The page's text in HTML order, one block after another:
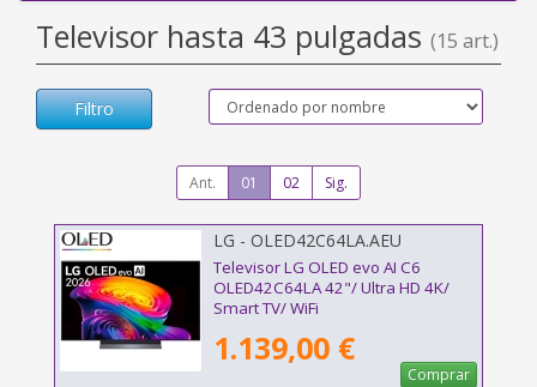
Televisor hasta 43 pulgadas (15 art.)
Filtro
Ant. 01 02 Sig.
LG - OLED42C64LA.AEU
Televisor LG OLED evo AI C6
OLED42C64LA 42"/ Ultra HD 4K/
Smart TV/ WiFi
1.139,00 €
Comprar